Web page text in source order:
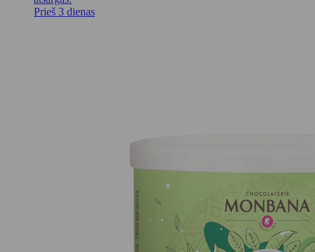
Prieš 3 dienas